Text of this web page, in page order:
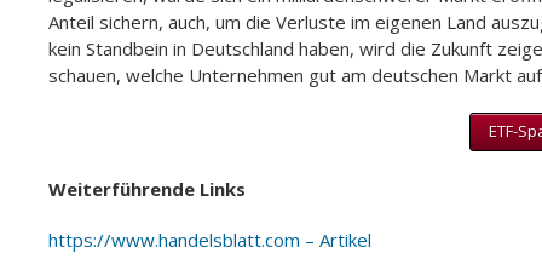
Anteil sichern, auch, um die Verluste im eigenen Land
kein Standbein in Deutschland haben, wird die Zukunft
schauen, welche Unternehmen gut am deutschen Markt
ETF-
Weiterführende Links
https://www.handelsblatt.com – Artikel